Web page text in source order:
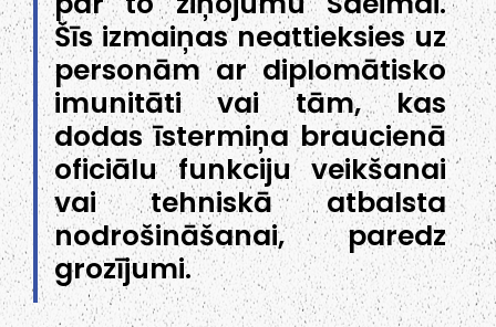
Šīs izmaiņas neattieksies uz
personām ar diplomātisko
imunitāti vai tām, kas
dodas īstermiņa braucienā
oficiālu funkciju veikšanai
vai tehniskā atbalsta
nodrošināšanai, paredz
grozījumi.